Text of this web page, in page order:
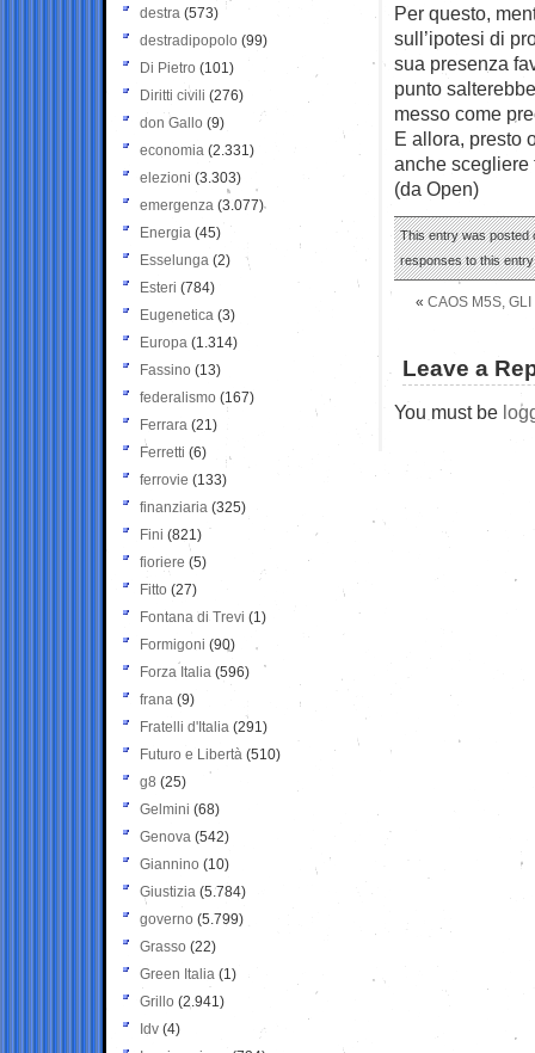
Per questo,
sull’ipotesi di
sua presenza
punto
messo come
E allora, presto
anche scegliere
(da Open)
This entry was posted
responses to this
« CAOS M5S,
Leave a
You must be
destra (573)
destradipopolo (99)
Di Pietro (101)
Diritti civili (276)
don Gallo (9)
economia (2.331)
elezioni (3.303)
emergenza (3.077)
Energia (45)
Esselunga (2)
Esteri (784)
Eugenetica (3)
Europa (1.314)
Fassino (13)
federalismo (167)
Ferrara (21)
Ferretti (6)
ferrovie (133)
finanziaria (325)
Fini (821)
fioriere (5)
Fitto (27)
Fontana di Trevi (1)
Formigoni (90)
Forza Italia (596)
frana (9)
Fratelli d'Italia (291)
Futuro e Libertà (510)
g8 (25)
Gelmini (68)
Genova (542)
Giannino (10)
Giustizia (5.784)
governo (5.799)
Grasso (22)
Green Italia (1)
Grillo (2.941)
Idv (4)